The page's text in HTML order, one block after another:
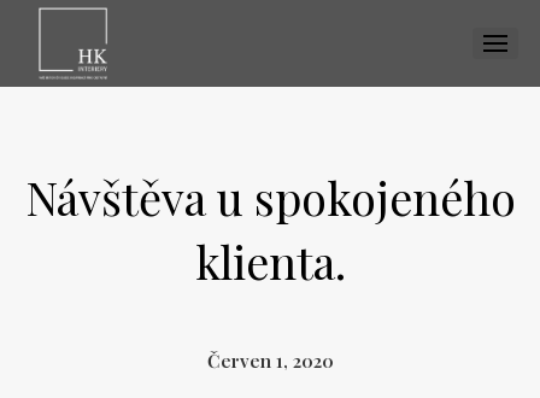
MENU
Návštěva u spokojeného
klienta.
Červen 1, 2020